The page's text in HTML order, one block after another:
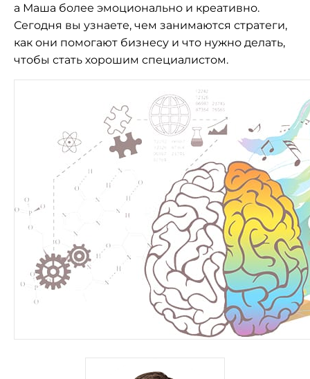
а Маша более эмоционально и креативно.
Сегодня вы узнаете, чем занимаются стратеги,
как они помогают бизнесу и что нужно делать,
чтобы стать хорошим специалистом.